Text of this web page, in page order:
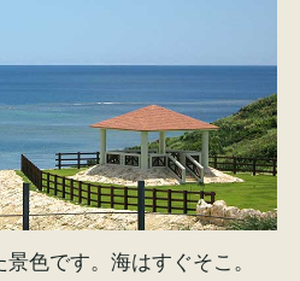
色です。海はすぐそこ。